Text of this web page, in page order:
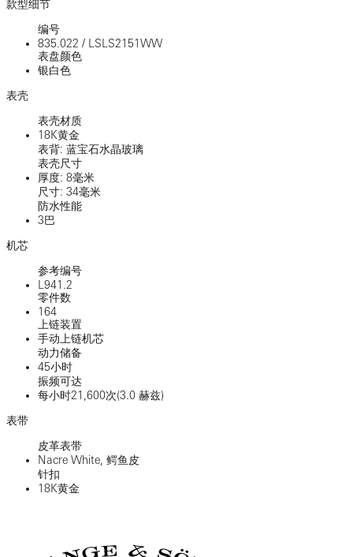
款型细节
编号
835.022 /
LSLS2151WW
表盘颜色
银白色
表壳
表壳材质
18K黄金
表背: 蓝宝石水晶玻璃
表壳尺寸
厚度: 8毫米
尺寸: 34毫米
防水性能
3巴
机芯
参考编号
L941.2
零件数
164
上链装置
手动上链机芯
动力储备
45小时
振频可达
每小时21,600次(3.0 赫兹)
表带
皮革表带
Nacre White, 鳄鱼皮
针扣
18K黄金